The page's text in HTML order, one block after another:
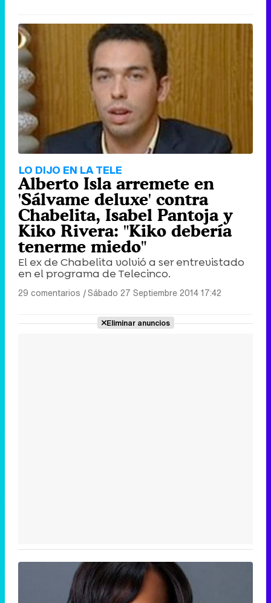
LO DIJO EN LA TELE
Alberto Isla arremete en
'Sálvame deluxe' contra
Chabelita, Isabel Pantoja y
Kiko Rivera: "Kiko debería
tenerme miedo"
El ex de Chabelita volvió a ser entrevistado
en el programa de Telecinco.
29 comentarios |Sábado 27 Septiembre 2014 17:42
Eliminar anuncios